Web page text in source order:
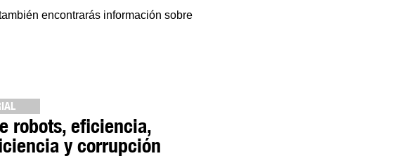
encontrarás información sobre
robots, eficiencia,
y corrupción